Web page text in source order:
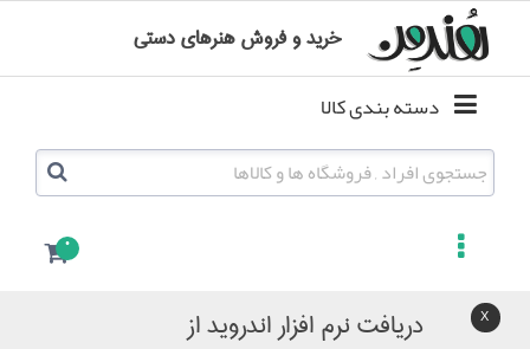
0
خرید و فروش هنرهای دستی
دریافت نرم افزار اندروید از